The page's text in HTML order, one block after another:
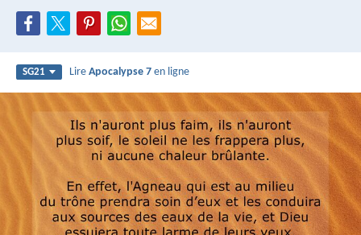
SG21 LireApocalypse 7 en ligne